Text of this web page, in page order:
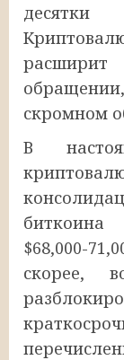
скромном
В
$68,000-
скорее,